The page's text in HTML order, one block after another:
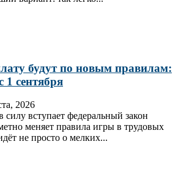
будут по новым правилам:
1 сентября
2026
силу вступает федеральный закон
меняет правила игры в трудовых
не просто о мелких...